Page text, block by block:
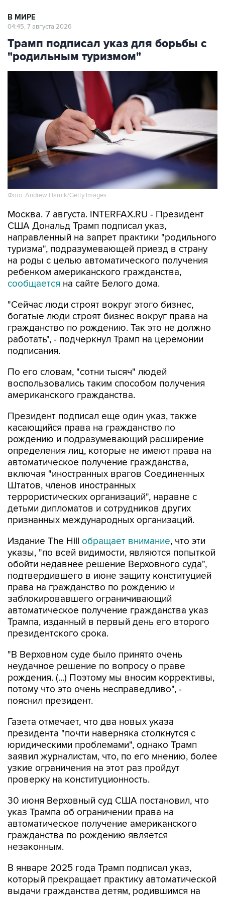
В МИРЕ
04:45, 7 августа 2026
Трамп подписал указ для борьбы с
"родильным туризмом"
Фото: Andrew Harnik/Getty Images
Москва. 7 августа. INTERFAX.RU - Президент
США Дональд Трамп подписал указ,
направленный на запрет практики "родильного
туризма", подразумевающей приезд в страну
на роды с целью автоматического получения
ребенком американского гражданства,
сообщается на сайте Белого дома.
"Сейчас люди строят вокруг этого бизнес,
богатые люди строят бизнес вокруг права на
гражданство по рождению. Так это не должно
работать", - подчеркнул Трамп на церемонии
подписания.
По его словам, "сотни тысяч" людей
воспользовались таким способом получения
американского гражданства.
Президент подписал еще один указ, также
касающийся права на гражданство по
рождению и подразумевающий расширение
определения лиц, которые не имеют права на
автоматическое получение гражданства,
включая "иностранных врагов Соединенных
Штатов, членов иностранных
террористических организаций", наравне с
детьми дипломатов и сотрудников других
признанных международных организаций.
Издание The Hill обращает внимание, что эти
указы, "по всей видимости, являются попыткой
обойти недавнее решение Верховного суда",
подтвердившего в июне защиту конституцией
права на гражданство по рождению и
заблокировавшего ограничивающий
автоматическое получение гражданства указ
Трампа, изданный в первый день его второго
президентского срока.
"В Верховном суде было принято очень
неудачное решение по вопросу о праве
рождения. (...) Поэтому мы вносим коррективы,
потому что это очень несправедливо", -
пояснил президент.
Газета отмечает, что два новых указа
президента "почти наверняка столкнутся с
юридическими проблемами", однако Трамп
заявил журналистам, что, по его мнению, более
узкие ограничения на этот раз пройдут
проверку на конституционность.
30 июня Верховный суд США постановил, что
указ Трампа об ограничении права на
автоматическое получение американского
гражданства по рождению является
незаконным.
В январе 2025 года Трамп подписал указ,
который прекращает практику автоматической
выдачи гражданства детям, родившимся на